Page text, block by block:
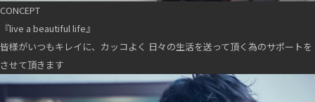
CONCEPT
『live a beautiful life』
皆様がいつもキレイに、カッコよく 日々の生活を送って頂く為のサポートを
させて頂きます